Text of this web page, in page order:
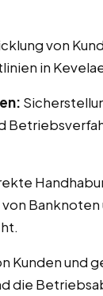
von
in
Banknoten
Kunden und
die